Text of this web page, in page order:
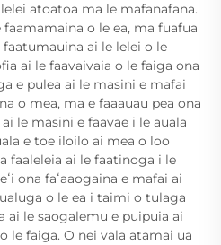
atoatoa ma le mafanafana.
o le ea, ma fuafua
ai le lelei o le
ai le faavaivaia o le faiga ona
e pulea ai le masini e mafai
o mea, ma e faaauau pea ona
le masini e faavae i le auala
e toe iloilo ai mea o loo
faaleleia ai le faatinoga i le
ona faʻaaogaina e mafai ai
o le ea i taimi o tulaga
ai le saogalemu e puipuia ai
le faiga. O nei vala atamai ua